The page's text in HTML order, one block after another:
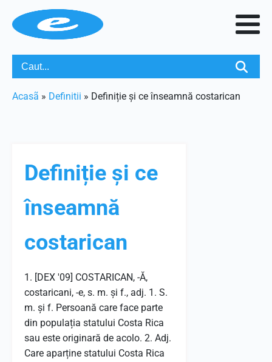
Acasã » Definitii » Definiție și ce înseamnă costarican
Definiție și ce
înseamnă
costarican
1. [DEX '09] COSTARICAN, -Ă,
costaricani, -e, s. m. și f., adj. 1. S.
m. și f. Persoană care face parte
din populația statului Costa Rica
sau este originară de acolo. 2. Adj.
Care aparține statului Costa Rica